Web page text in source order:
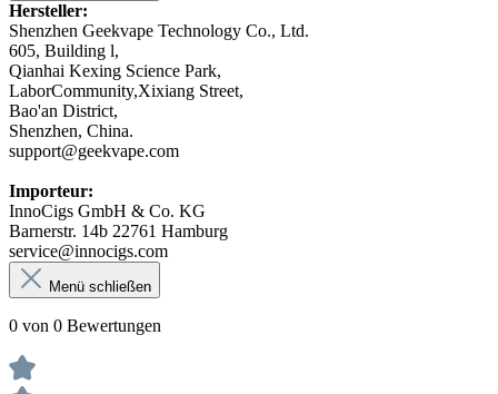
Hersteller:
Shenzhen Geekvape Technology Co., Ltd.
605, Building l,
Qianhai Kexing Science Park,
LaborCommunity,Xixiang Street,
Bao'an District,
Shenzhen, China.
support@geekvape.com
Importeur:
InnoCigs GmbH & Co. KG
Barnerstr. 14b 22761 Hamburg
service@innocigs.com
Menü schließen
0 von 0 Bewertungen